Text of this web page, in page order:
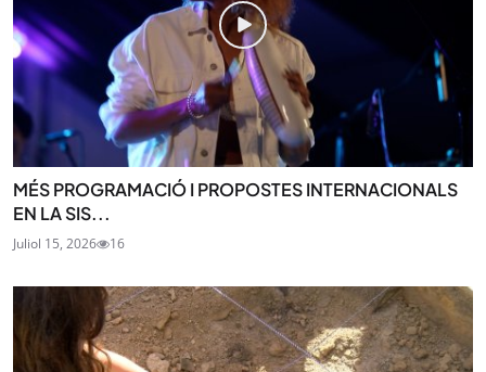
MÉS PROGRAMACIÓ I PROPOSTES INTERNACIONALS
EN LA SIS...
Juliol 15, 2026 16